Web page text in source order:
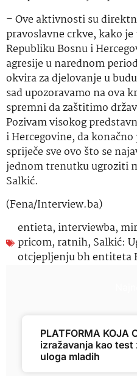
– Ove aktivnosti su
pravoslavne crkve, kako
Republiku Bosnu i
agresije u narednom
okvira za djelovanje u
sad upozoravamo na ova
spremni da zaštitimo
Pozivam visokog
i Hercegovine, da
spriječe sve ovo što se
jednom trenutku ugroziti
Salkić.
(Fena/Interview.ba)
entieta, interviewba,
pricom, ratnih, Salkić:
otcjepljenju bh entiteta
PLATFORMA KOJA
izražavanja kao
uloga mladih